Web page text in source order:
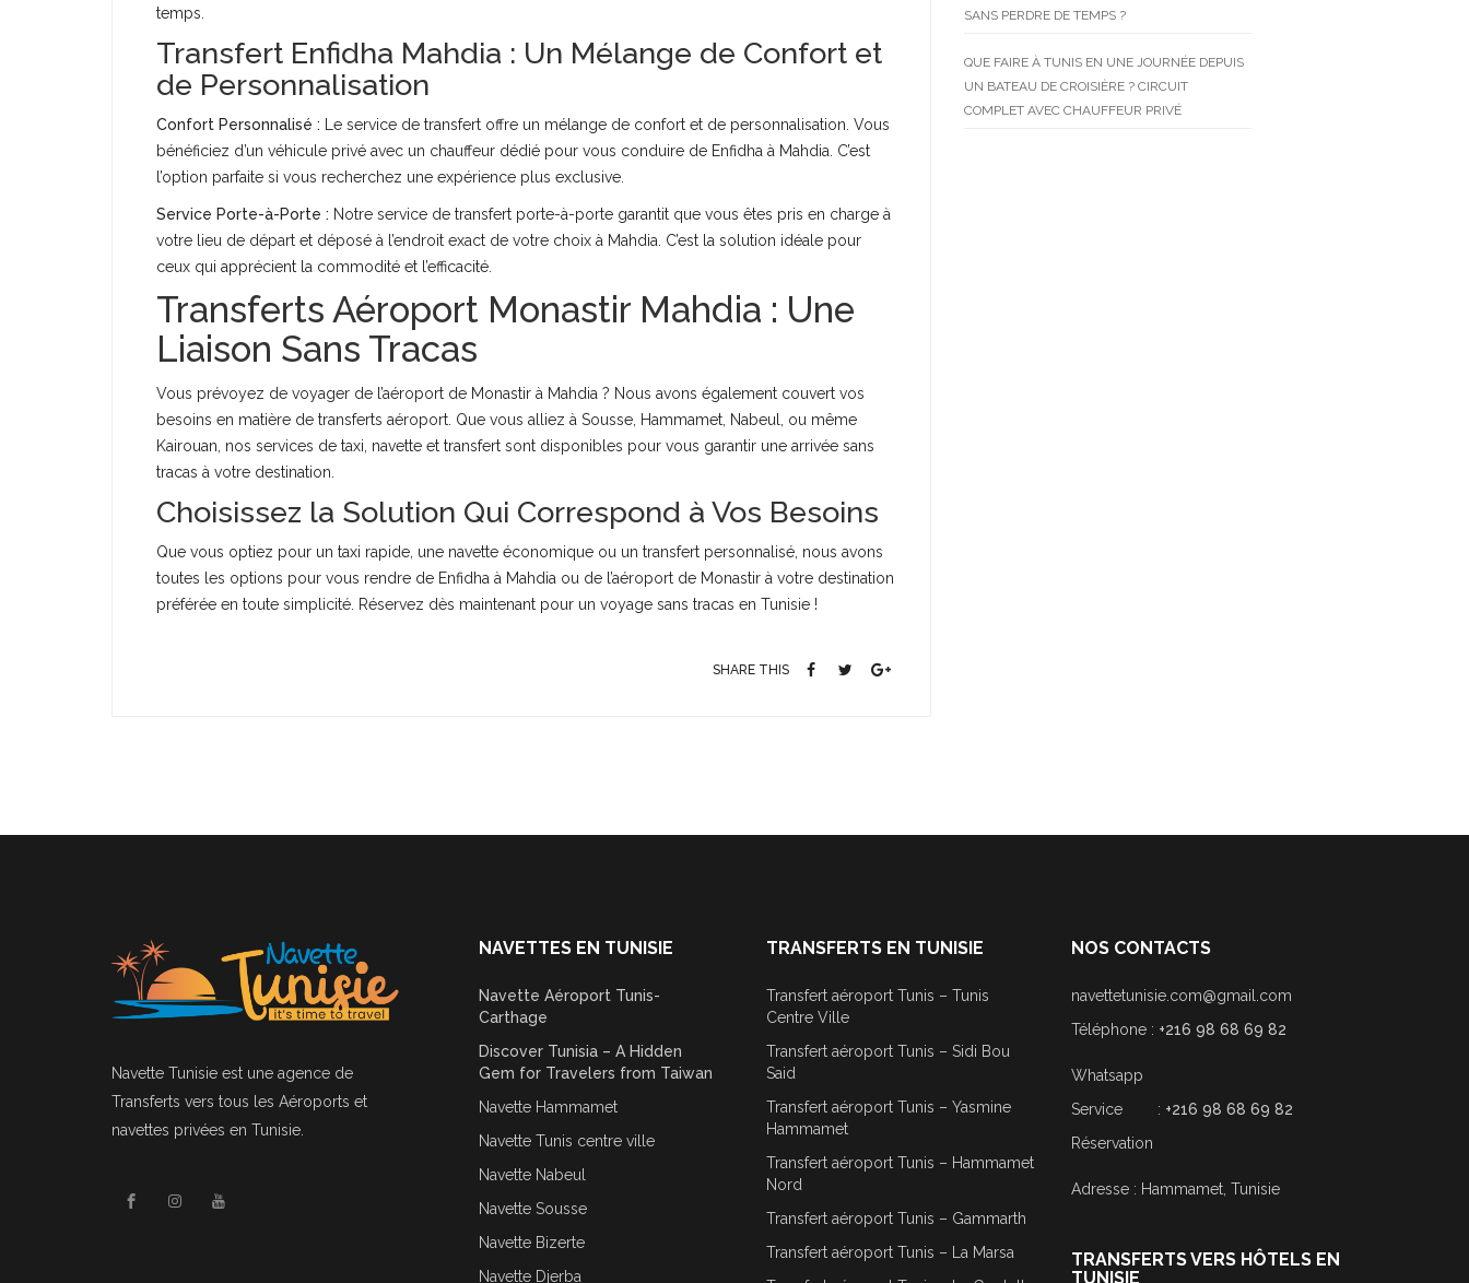
temps.
Transfert Enfidha Mahdia : Un Mélange de Confort et
de Personnalisation
Confort Personnalisé : Le service de transfert offre un mélange de confort et de personnalisation. Vous
bénéficiez d’un véhicule privé avec un chauffeur dédié pour vous conduire de Enfidha à Mahdia. C’est
l’option parfaite si vous recherchez une expérience plus exclusive.
Service Porte-à-Porte : Notre service de transfert porte-à-porte garantit que vous êtes pris en charge à
votre lieu de départ et déposé à l’endroit exact de votre choix à Mahdia. C’est la solution idéale pour
ceux qui apprécient la commodité et l’efficacité.
Transferts Aéroport Monastir Mahdia : Une
Liaison Sans Tracas
Vous prévoyez de voyager de l’aéroport de Monastir à Mahdia ? Nous avons également couvert vos
besoins en matière de transferts aéroport. Que vous alliez à Sousse, Hammamet, Nabeul, ou même
Kairouan, nos services de taxi, navette et transfert sont disponibles pour vous garantir une arrivée sans
tracas à votre destination.
Choisissez la Solution Qui Correspond à Vos Besoins
Que vous optiez pour un taxi rapide, une navette économique ou un transfert personnalisé, nous avons
toutes les options pour vous rendre de Enfidha à Mahdia ou de l’aéroport de Monastir à votre destination
préférée en toute simplicité. Réservez dès maintenant pour un voyage sans tracas en Tunisie !
SHARE THIS
SANS PERDRE DE TEMPS ?
QUE FAIRE À TUNIS EN UNE JOURNÉE DEPUIS
UN BATEAU DE CROISIÈRE ? CIRCUIT
COMPLET AVEC CHAUFFEUR PRIVÉ
Navette Tunisie est une agence de
Transferts vers tous les Aéroports et
navettes privées en Tunisie.
NAVETTES EN TUNISIE
Navette Aéroport Tunis-
Carthage
Discover Tunisia – A Hidden
Gem for Travelers from Taiwan
Navette Hammamet
Navette Tunis centre ville
Navette Nabeul
Navette Sousse
Navette Bizerte
Navette Djerba
TRANSFERTS EN TUNISIE
Transfert aéroport Tunis – Tunis
Centre Ville
Transfert aéroport Tunis – Sidi Bou
Said
Transfert aéroport Tunis – Yasmine
Hammamet
Transfert aéroport Tunis – Hammamet
Nord
Transfert aéroport Tunis – Gammarth
Transfert aéroport Tunis – La Marsa
NOS CONTACTS
navettetunisie.com@gmail.com
Téléphone : +216 98 68 69 82
Whatsapp
Service : +216 98 68 69 82
Réservation
Adresse : Hammamet, Tunisie
TRANSFERTS VERS HÔTELS EN
TUNISIE